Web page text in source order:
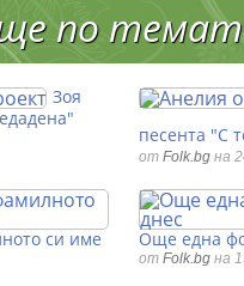
по
Зоя
песента "С
от Folk.bg на
си име Още една
от Folk.bg на